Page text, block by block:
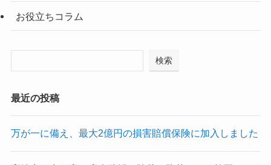
お役立ちコラム
検索
最近の投稿
万が一に備え、最大2億円の損害賠償保険に加入しました